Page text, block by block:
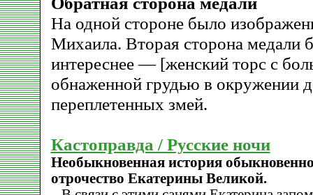
На одной стороне было
Михаила. Вторая сторона медали
интереснее — [женский торс с
обнаженной грудью в окружении
переплетенных змей.
Кастоправда / Русские ночи
Необыкновенная история
отрочество Екатерины Великой.